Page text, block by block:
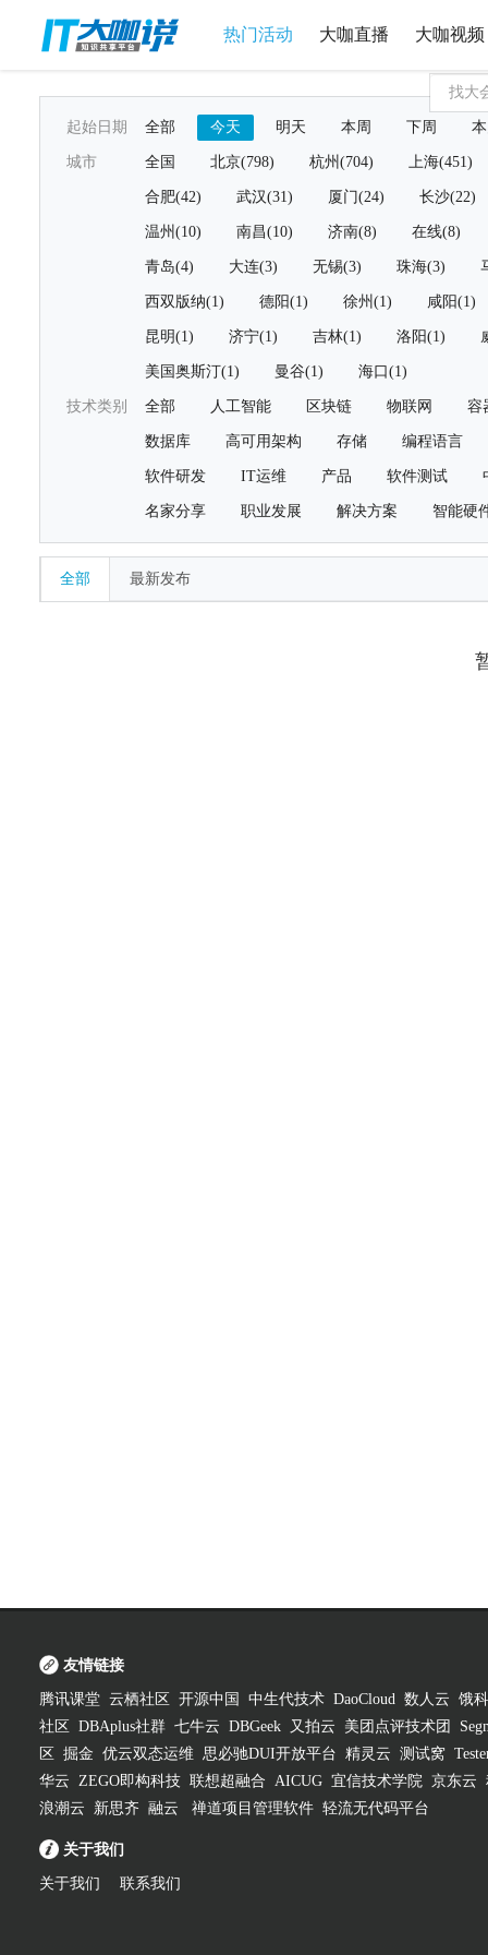
热门活动 大咖直播 大咖视频
起始日期 全部 今天 明天 本周 下周
城市 全国 北京(798) 杭州(704) 上海(451)
合肥(42) 武汉(31) 厦门(24) 长沙(22)
温州(10) 南昌(10) 济南(8) 在线(8)
青岛(4) 大连(3) 无锡(3) 珠海(3)
西双版纳(1) 德阳(1) 徐州(1) 咸阳(1)
昆明(1) 济宁(1) 吉林(1) 洛阳(1)
美国奥斯汀(1) 曼谷(1) 海口(1)
技术类别 全部 人工智能 区块链 物联网 容
数据库 高可用架构 存储 编程语言
软件研发 IT运维 产品 软件测试
名家分享 职业发展 解决方案 智能硬
全部 最新发布
友情链接
腾讯课堂 云栖社区 开源中国 中生代技术 DaoCloud 数人云 饿
社区
DBAplus社群 七牛云 DBGeek 又拍云 美团点评技术团
区
掘金 优云双态运维 思必驰DUI开放平台 精灵云 测试窝
华云 ZEGO即构科技 联想超融合 AICUG 宜信技术学院 京东云
浪潮云
新思齐 融云 禅道项目管理软件 轻流无代码平台
关于我们
关于我们 联系我们